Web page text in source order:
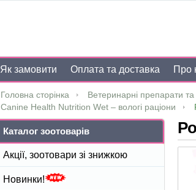
Як замовити Оплата та доставка Про
Головна сторінка Ветеринарні препарати
Canine Health Nutrition Wet – вологі раціони
Каталог зоотоварів
Акції, зоотовари зі знижкою
Новинки!